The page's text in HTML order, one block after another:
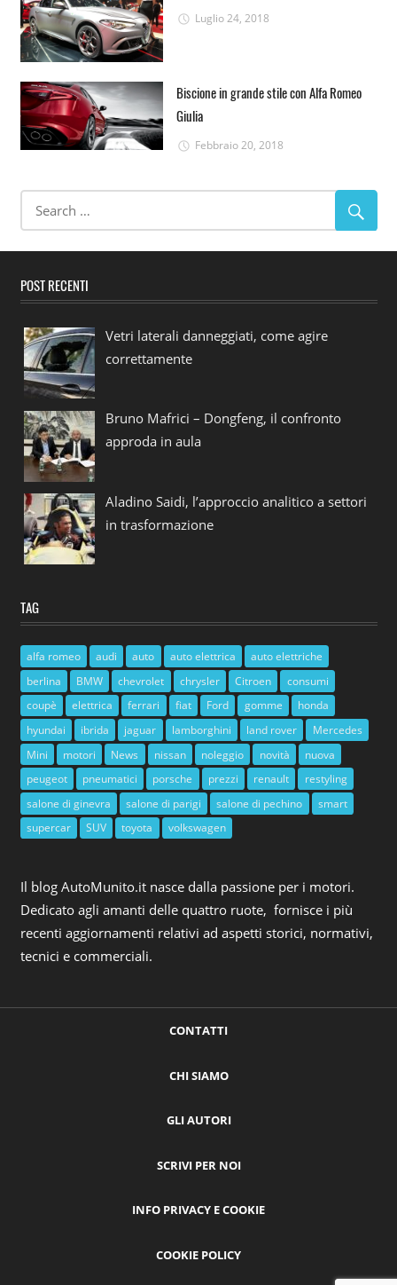
Luglio 24, 2018
Biscione in grande stile con Alfa Romeo
Giulia
Febbraio 20, 2018
POST RECENTI
Vetri laterali danneggiati, come agire
correttamente
Bruno Mafrici – Dongfeng, il confronto
approda in aula
Aladino Saidi, l’approccio analitico a settori
in trasformazione
TAG
alfa romeo audi auto auto elettrica
auto elettriche
berlina
BMW chevrolet chrysler Citroen
consumi
coupè
elettrica ferrari fiat Ford gomme
honda
hyundai
ibrida jaguar lamborghini land rover
Mercedes
Mini
motori News nissan noleggio novità
nuova
peugeot
pneumatici porsche prezzi renault
restyling
salone di ginevra
salone di parigi salone di pechino
smart
supercar
SUV toyota volkswagen
Il blog AutoMunito.it nasce dalla passione per i motori.
Dedicato agli amanti delle quattro ruote, fornisce i più
recenti aggiornamenti relativi ad aspetti storici, normativi,
tecnici e commerciali.
CONTATTI
CHI SIAMO
GLI AUTORI
SCRIVI PER NOI
INFO PRIVACY E COOKIE
COOKIE POLICY